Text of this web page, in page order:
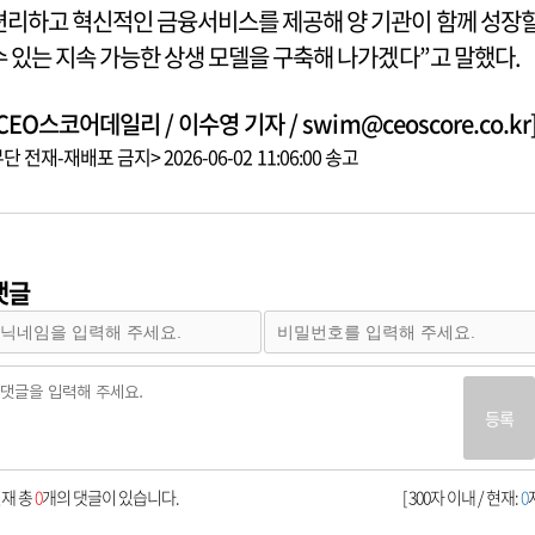
리하고 혁신적인 금융서비스를 제공해 양 기관이 함께 성장
있는 지속 가능한 상생 모델을 구축해 나가겠다”고 말했다.
스코어데일리 / 이수영 기자 / swim@ceoscore.co.kr]
전재-재배포 금지> 2026-06-02 11:06:00 송고
글
등록
[ 300자 이내 / 현재:0
총0개의 댓글이 있습니다.